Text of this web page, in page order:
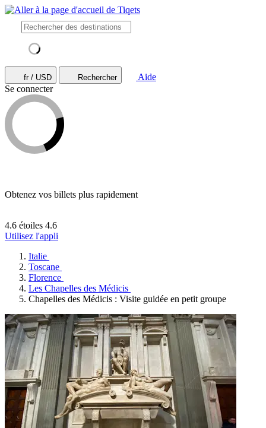
fr / USD Rechercher
Aide
Se connecter
Obtenez vos billets plus rapidement
4.6 étoiles 4.6
Utilisez l'appli
Italie
Toscane
Florence
Les Chapelles des Médicis
Chapelles des Médicis : Visite guidée en petit groupe